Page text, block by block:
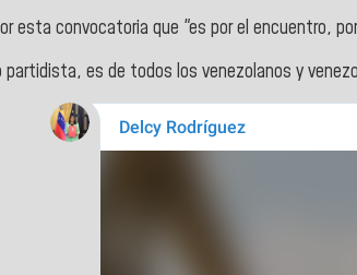
esta convocatoria que "es por el encuentro,
es de todos los venezolanos y